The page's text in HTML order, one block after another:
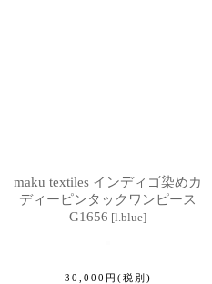
maku textiles インディゴ染めカ
ディーピンタックワンピース
G1656 [l.blue]
30,000 円 (税別)